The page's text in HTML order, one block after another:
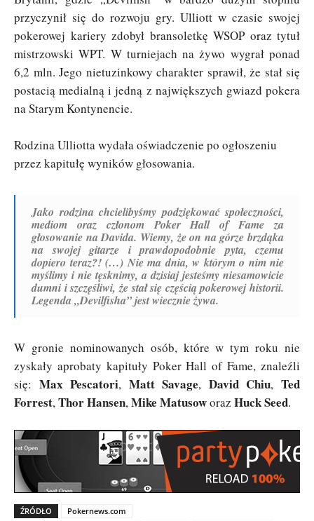
przyczynił się do rozwoju gry. Ulliott w czasie swojej
pokerowej kariery zdobył bransoletkę WSOP oraz tytuł
mistrzowski WPT. W turniejach na żywo wygrał ponad
6,2 mln. Jego nietuzinkowy charakter sprawił, że stał się
postacią medialną i jedną z największych gwiazd pokera
na Starym Kontynencie.
Rodzina Ulliotta wydała oświadczenie po ogłoszeniu
przez kapitułę wyników głosowania.
Jako rodzina chcielibyśmy podziękować społeczności,
mediom oraz członom Poker Hall of Fame za
głosowanie na Davida. Wiemy, że on na górze brzdąka
na swojej gitarze i prawdopodobnie pyta, czemu
dopiero teraz?! (…) Nie ma dnia, w którym o nim nie
myślimy i nie tęsknimy, a dzisiaj jesteśmy niesamowicie
dumni i szczęśliwi, że stał się częścią pokerowej historii.
Legenda „Devilfisha” jest wiecznie żywa.
W gronie nominowanych osób, które w tym roku nie
zyskały aprobaty kapituły Poker Hall of Fame, znaleźli
się: Max Pescatori, Matt Savage, David Chiu,Ted
Forrest,Thor Hansen,Mike Matusoworaz Huck Seed.
ŹRÓDŁO
Pokernews.com